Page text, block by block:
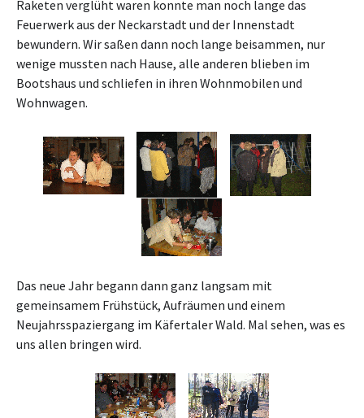
Raketen verglüht waren konnte man noch lange das
Feuerwerk aus der Neckarstadt und der Innenstadt
bewundern. Wir saßen dann noch lange beisammen, nur
wenige mussten nach Hause, alle anderen blieben im
Bootshaus und schliefen in ihren Wohnmobilen und
Wohnwagen.
Das neue Jahr begann dann ganz langsam mit
gemeinsamem Frühstück, Aufräumen und einem
Neujahrsspaziergang im Käfertaler Wald. Mal sehen, was es
uns allen bringen wird.